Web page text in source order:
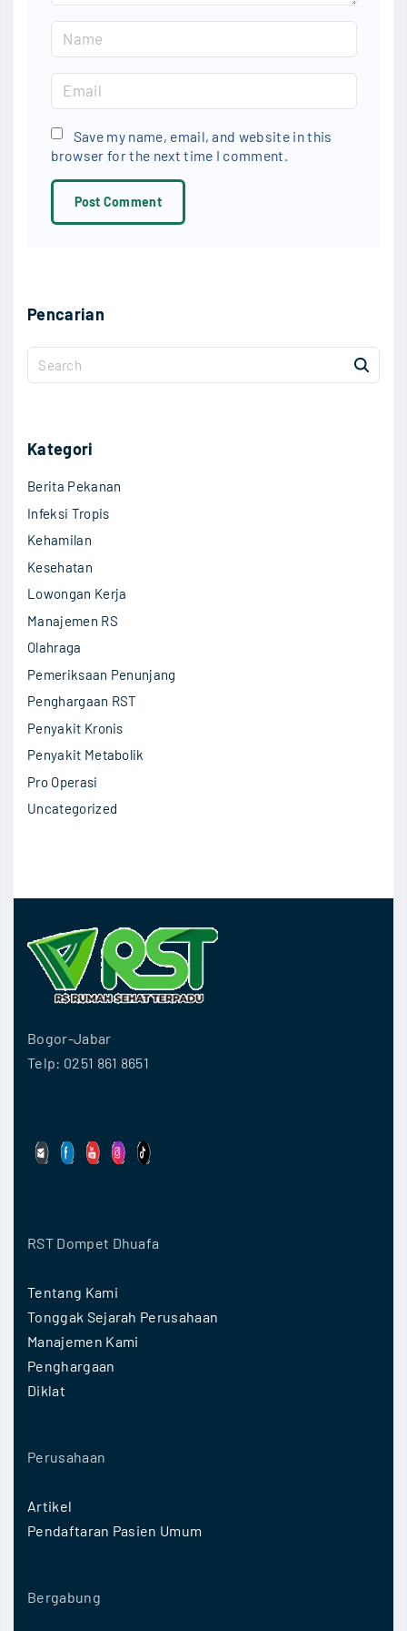
a
e
*
m
a
i
l
Save my name, email, and website in this
browser for the next time I comment.
Pencarian
e
Kategori
Berita Pekanan
Infeksi Tropis
Kehamilan
Kesehatan
Lowongan Kerja
Manajemen RS
Olahraga
Pemeriksaan Penunjang
Penghargaan RST
Penyakit Kronis
Penyakit Metabolik
Pro Operasi
Uncategorized
Bogor-Jabar
Telp: 0251 861 8651
RST Dompet Dhuafa
Tentang Kami
Tonggak Sejarah Perusahaan
Manajemen Kami
Penghargaan
Diklat
Perusahaan
Artikel
Pendaftaran Pasien Umum
Bergabung